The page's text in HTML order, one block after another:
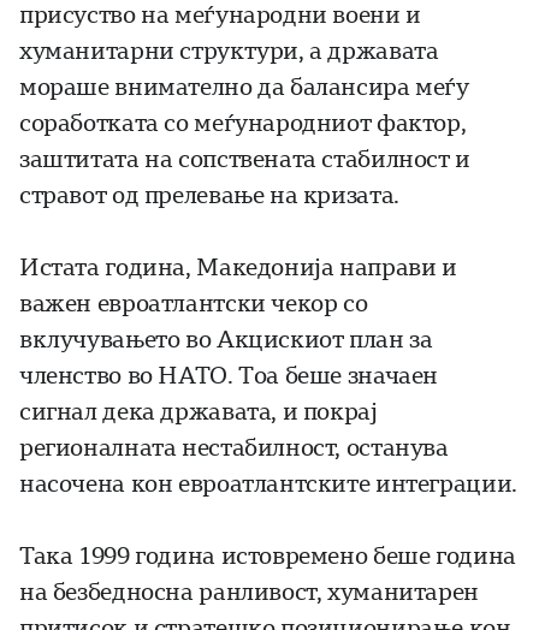
присуство на меѓународни воени и
хуманитарни структури, а државата
мораше внимателно да балансира меѓу
соработката со меѓународниот фактор,
заштитата на сопствената стабилност и
стравот од прелевање на кризата.
Истата година, Македонија направи и
важен евроатлантски чекор со
вклучувањето во Акцискиот план за
членство во НАТО. Тоа беше значаен
сигнал дека државата, и покрај
регионалната нестабилност, останува
насочена кон евроатлантските интеграции.
Така 1999 година истовремено беше година
на безбедносна ранливост, хуманитарен